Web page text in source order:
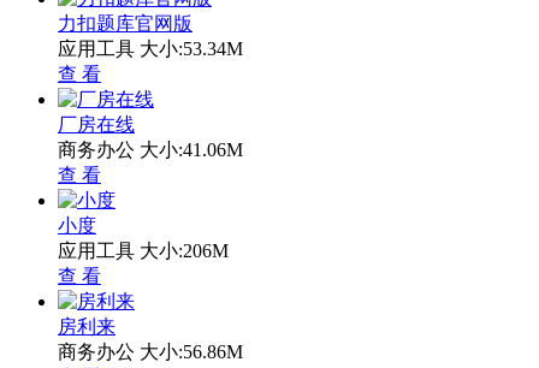
力扣题库官网版
应用工具 大小:53.34M
查 看
厂房在线
商务办公 大小:41.06M
查 看
小度
应用工具 大小:206M
查 看
房利来
商务办公 大小:56.86M